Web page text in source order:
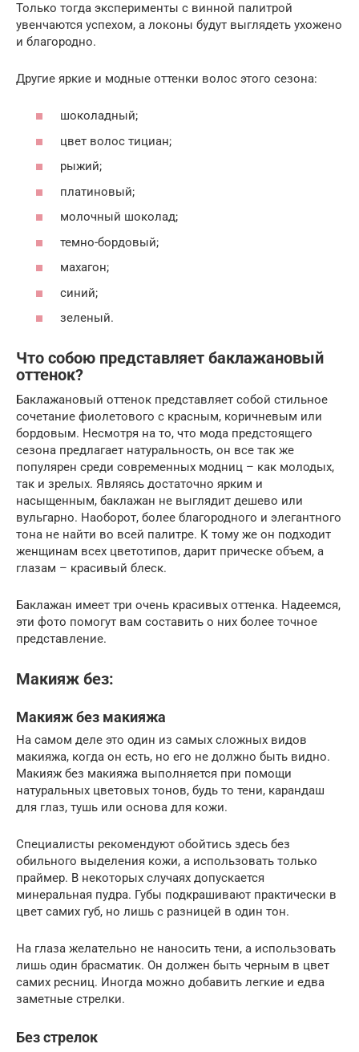
Только тогда эксперименты с винной палитрой
увенчаются успехом, а локоны будут выглядеть ухожено
и благородно.
Другие яркие и модные оттенки волос этого сезона:
шоколадный;
цвет волос тициан;
рыжий;
платиновый;
молочный шоколад;
темно-бордовый;
махагон;
синий;
зеленый.
Что собою представляет баклажановый
оттенок?
Баклажановый оттенок представляет собой стильное
сочетание фиолетового с красным, коричневым или
бордовым. Несмотря на то, что мода предстоящего
сезона предлагает натуральность, он все так же
популярен среди современных модниц – как молодых,
так и зрелых. Являясь достаточно ярким и
насыщенным, баклажан не выглядит дешево или
вульгарно. Наоборот, более благородного и элегантного
тона не найти во всей палитре. К тому же он подходит
женщинам всех цветотипов, дарит прическе объем, а
глазам – красивый блеск.
Баклажан имеет три очень красивых оттенка. Надеемся,
эти фото помогут вам составить о них более точное
представление.
Макияж без:
Макияж без макияжа
На самом деле это один из самых сложных видов
макияжа, когда он есть, но его не должно быть видно.
Макияж без макияжа выполняется при помощи
натуральных цветовых тонов, будь то тени, карандаш
для глаз, тушь или основа для кожи.
Специалисты рекомендуют обойтись здесь без
обильного выделения кожи, а использовать только
праймер. В некоторых случаях допускается
минеральная пудра. Губы подкрашивают практически в
цвет самих губ, но лишь с разницей в один тон.
На глаза желательно не наносить тени, а использовать
лишь один брасматик. Он должен быть черным в цвет
самих ресниц. Иногда можно добавить легкие и едва
заметные стрелки.
Без стрелок